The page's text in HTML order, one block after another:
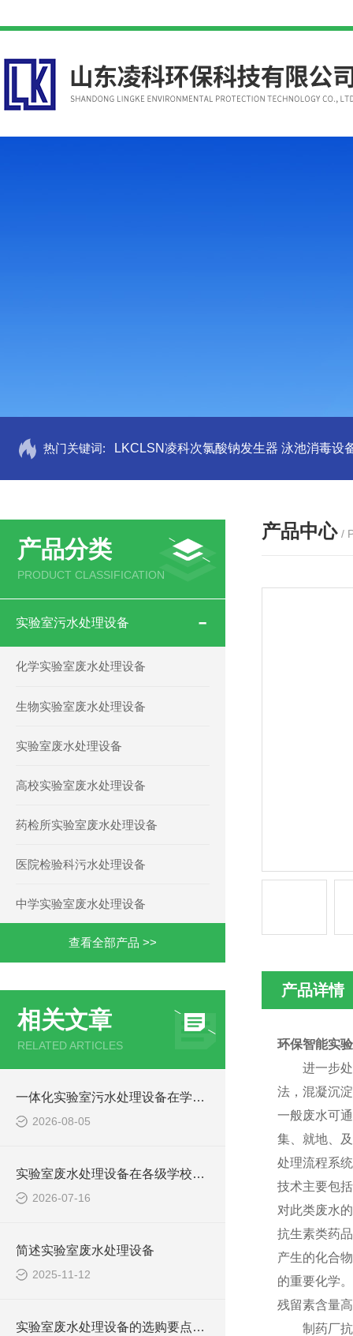
热门关键词: LKCLSN凌科次氯酸钠发生器 泳池消毒设
产品分类
PRODUCT CLASSIFICATION
实验室污水处理设备
化学实验室废水处理设备
生物实验室废水处理设备
实验室废水处理设备
高校实验室废水处理设备
药检所实验室废水处理设备
医院检验科污水处理设备
中学实验室废水处理设备
查看全部产品 >>
相关文章
RELATED ARTICLES
一体化实验室污水处理设备在学校化学实验室的应用
2026-08-05
实验室废水处理设备在各级学校的应用
2026-07-16
简述实验室废水处理设备
2025-11-12
实验室废水处理设备的选购要点，你知道多少？
产品中心 /
产品详情
环保智能实
进一步处理
法，混凝沉
一般废水可
集、就地、
处理流程系
技术主要包
对此类废水
抗生素类药
产生的化合
的重要化学
残留素含量
制药厂抗